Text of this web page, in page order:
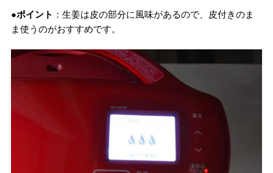
●ポイント ：生姜は皮の部分に風味があるので、皮付きのま
ま使うのがおすすめです。